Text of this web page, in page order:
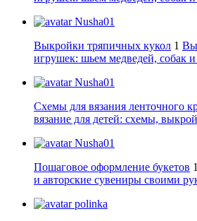
Nusha01
Выкройки тряпичных кукол 1
игрушек: шьем медведей, собак и
Nusha01
Схемы для вязания ленточного
вязание для детей: схемы,
Nusha01
Пошаговое оформление букетов 1
и авторские сувениры своими
polinka